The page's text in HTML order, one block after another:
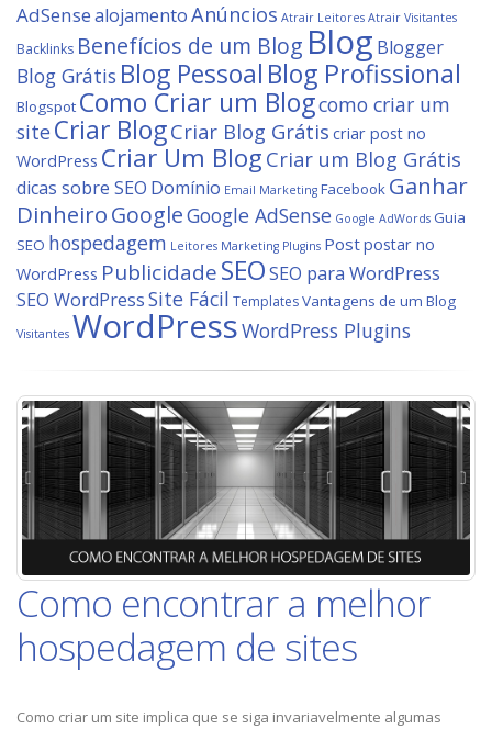
AdSensealojamentoAnúncios Atrair Leitores Atrair Visitantes
Backlinks Benefícios de um Blog Blog Blogger
Blog Grátis Blog Pessoal Blog Profissional
Blogspot Como Criar um Blogcomo criar um
siteCriar BlogCriar Blog Grátis criar post no
WordPress Criar Um Blog Criar um Blog Grátis
dicas sobre SEO Domínio Email Marketing Facebook Ganhar
DinheiroGoogleGoogle AdSense Google AdWords Guia
SEO hospedagem Leitores Marketing Plugins Postpostar no
WordPress PublicidadeSEOSEO para WordPress
SEO WordPressSite Fácil TemplatesVantagens de um Blog
Visitantes WordPressWordPress Plugins
Como encontrar a melhor
hospedagem de sites
Como criar um site implica que se siga invariavelmente algumas